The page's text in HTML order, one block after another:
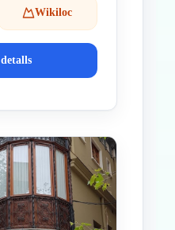
Wikiloc